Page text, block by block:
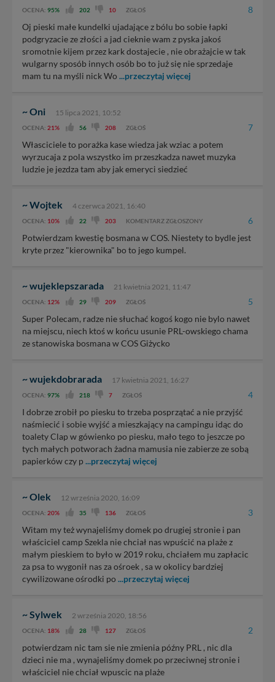
OCENA: 95% 202 10 ZGŁOŚ 8
Oj pieski małe kundelki ujadające z bólu bo sobie łapki
podgryzacie ze złości a jad cieknie wam z pyska jakoś
sromotnie kijem przez kark dostajecie , nie obrażajcie w tak
wulgarny sposób innych osób bo to już się nie sprzedaje
mam tu na myśli nick Wo ...przeczytaj więcej
~ Oni 15 lipca 2021, 10:52
OCENA: 21% 56 208 ZGŁOŚ 7
Własciciele to porażka kase wiedza jak wziac a potem
wyrzucaja z pola wszystko im przeszkadza nawet muzyka
ludzie je jezdza tam aby jak emeryci siedzieć
~ Wojtek 4 czerwca 2021, 16:40
OCENA: 10% 22 203 KOMENTARZ ZGŁOSZONY 6
Potwierdzam kwestię bosmana w COS. Niestety to bydle jest
kryte przez "kierownika" bo to jego kumpel.
~ wujeklepszarada 21 kwietnia 2021, 11:47
OCENA: 12% 29 209 ZGŁOŚ 5
Super Polecam, radze nie słuchać kogoś kogo nie bylo nawet
na miejscu, niech ktoś w końcu usunie PRL-owskiego chama
ze stanowiska bosmana w COS Giżycko
~ wujekdobrarada 17 kwietnia 2021, 16:27
OCENA: 97% 218 7 ZGŁOŚ 4
I dobrze zrobił po piesku to trzeba posprzątać a nie przyjść
naśmiecić i sobie wyjść a mieszkający na campingu idąc do
toalety Clap w gówienko po piesku, mało tego to jeszcze po
tych małych potworach żadna mamusia nie zabierze ze sobą
papierków czy p ...przeczytaj więcej
~ Olek 12 września 2020, 16:09
OCENA: 20% 35 136 ZGŁOŚ 3
Witam my też wynajeliśmy domek po drugiej stronie i pan
właściciel camp Szekla nie chciał nas wpuścić na plaże z
małym pieskiem to było w 2019 roku, chciałem mu zapłacic
za psa to wygonił nas za ośroek , sa w okolicy bardziej
cywilizowane ośrodki po ...przeczytaj więcej
~ Sylwek 2 września 2020, 18:56
OCENA: 18% 28 127 ZGŁOŚ 2
potwierdzam nic tam sie nie zmienia późny PRL , nic dla
dzieci nie ma , wynajeliśmy domek po przeciwnej stronie i
właściciel nie chciał wpuscic na plaże